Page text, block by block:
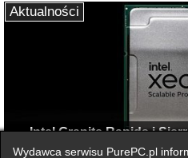
Intel Granite Rapids i
procesory serwerowe
Aktualności
Wydawca serwisu PurePC.pl